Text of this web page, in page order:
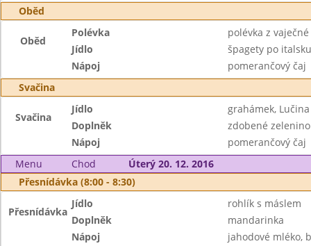
Oběd
Oběd
Polévka
polévka z
Jídlo
špagety po
Nápoj
pomerančový čaj
Svačina
Svačina
Jídlo
grahámek, Lučina
Doplněk
zdobené
Nápoj
pomerančový čaj
Menu
Chod
Úterý 20. 12. 2016
Přesnídávka (8:00 - 8:30)
Přesnídávka
Jídlo
rohlík s máslem
Doplněk
mandarinka
Nápoj
jahodové mléko,